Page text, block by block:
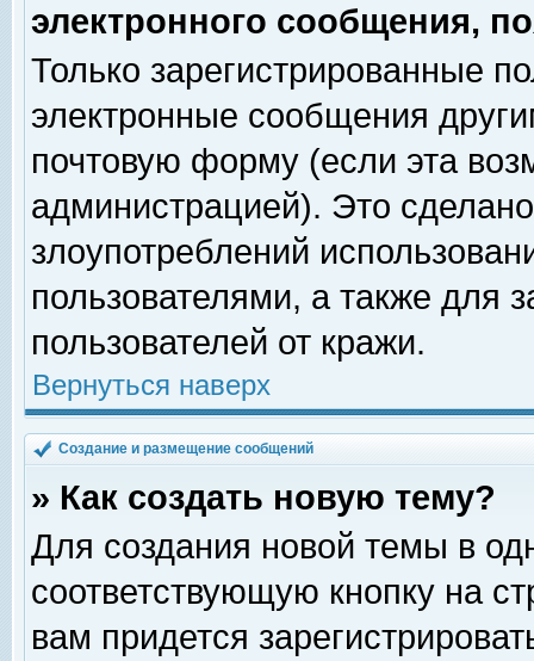
электронного сообщения,
Только зарегистрированные
электронные сообщения
почтовую форму (если эта
администрацией). Это
злоупотреблений
пользователями, а также для
пользователей от кражи.
Вернуться наверх
Создание и размещение сообщений
» Как создать новую тему?
Для создания новой темы в
соответствующую кнопку на
вам придется